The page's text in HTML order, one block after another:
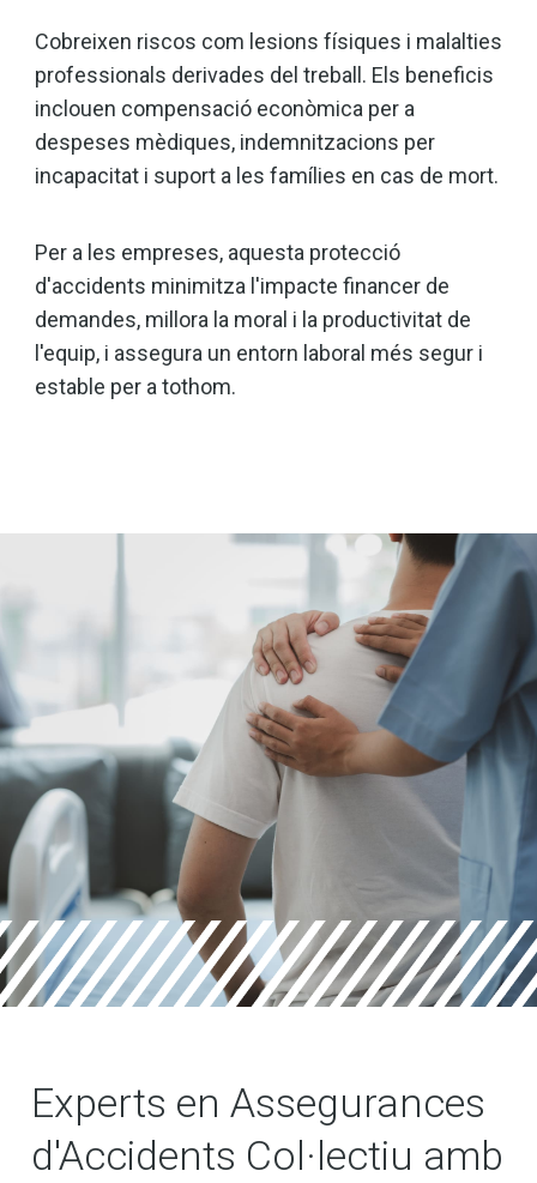
Cobreixen riscos com lesions físiques i malalties
professionals derivades del treball. Els beneficis
inclouen compensació econòmica per a
despeses mèdiques, indemnitzacions per
incapacitat i suport a les famílies en cas de mort.
Per a les empreses, aquesta protecció
d'accidents minimitza l'impacte financer de
demandes, millora la moral i la productivitat de
l'equip, i assegura un entorn laboral més segur i
estable per a tothom.
Experts en Assegurances
d'Accidents Col·lectiu amb